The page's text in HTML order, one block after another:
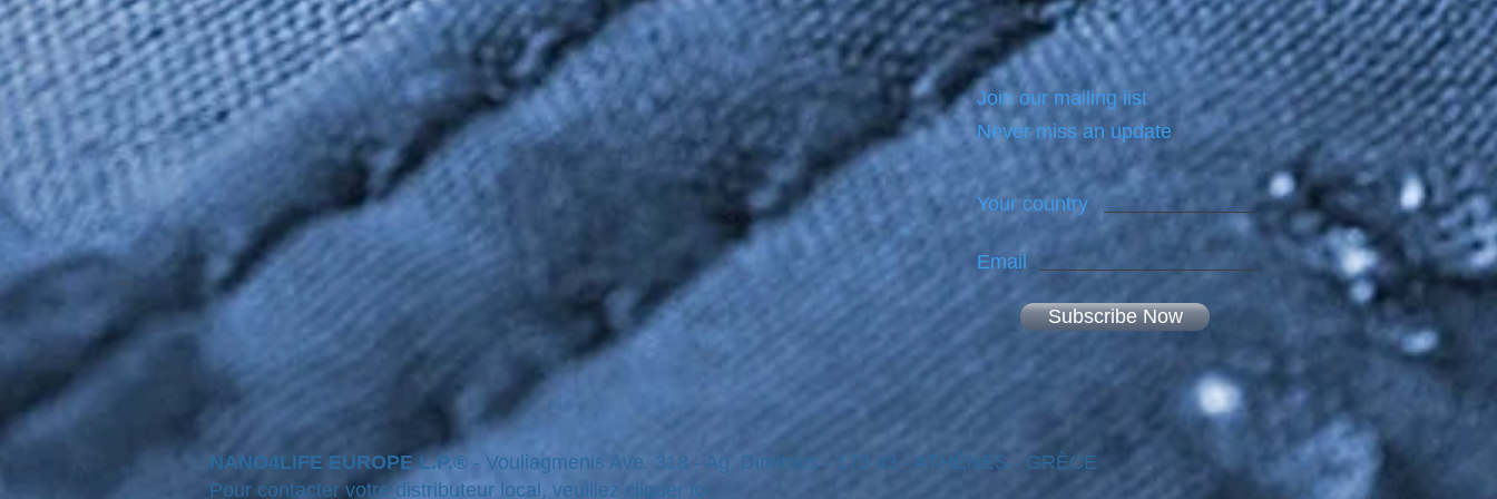
Join our mailing list
Never miss an update
Your country
Email
Subscribe Now
NANO4LIFE EUROPE L.P.® - Vouliagmenis Ave. 318 - Ag. Dimitrios - 173 43 - ATHÈNES - GRÈCE
Pour contacter votre distributeur local, veuillez cliquer ici